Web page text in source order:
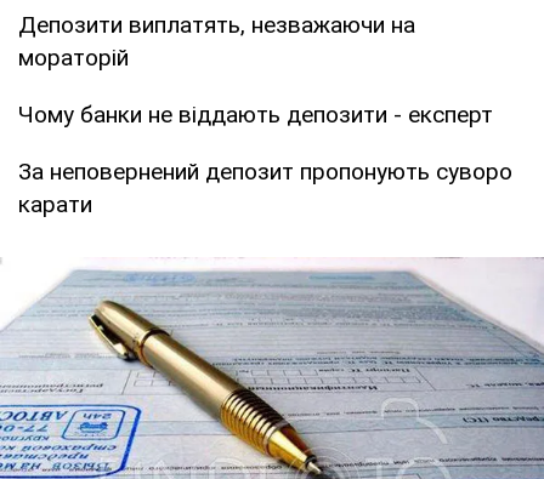
Депозити виплатять, незважаючи на
мораторій
Чому банки не віддають депозити - експерт
За неповернений депозит пропонують суворо
карати